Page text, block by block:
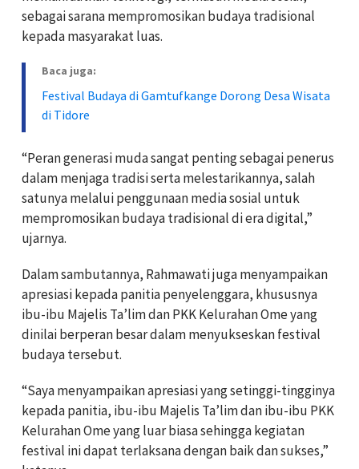
sebagai sarana mempromosikan budaya tradisional
kepada masyarakat luas.
Baca juga:
Festival Budaya di Gamtufkange Dorong Desa Wisata
di Tidore
“Peran generasi muda sangat penting sebagai penerus
dalam menjaga tradisi serta melestarikannya, salah
satunya melalui penggunaan media sosial untuk
mempromosikan budaya tradisional di era digital,”
ujarnya.
Dalam sambutannya, Rahmawati juga menyampaikan
apresiasi kepada panitia penyelenggara, khususnya
ibu-ibu Majelis Ta’lim dan PKK Kelurahan Ome yang
dinilai berperan besar dalam menyukseskan festival
budaya tersebut.
“Saya menyampaikan apresiasi yang setinggi-tingginya
kepada panitia, ibu-ibu Majelis Ta’lim dan ibu-ibu PKK
Kelurahan Ome yang luar biasa sehingga kegiatan
festival ini dapat terlaksana dengan baik dan sukses,”